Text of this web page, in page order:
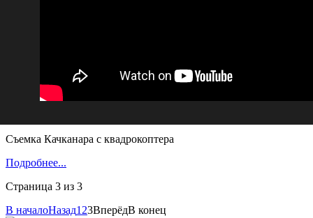
Съемка Качканара с квадрокоптера
Подробнее...
Страница 3 из 3
В началоНазад1 23ВперёдВ конец